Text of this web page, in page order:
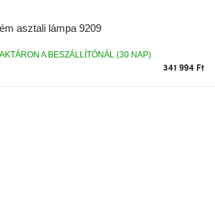
asztali lámpa 9209
A BESZÁLLÍTÓNÁL (30 NAP)
341 994 Ft